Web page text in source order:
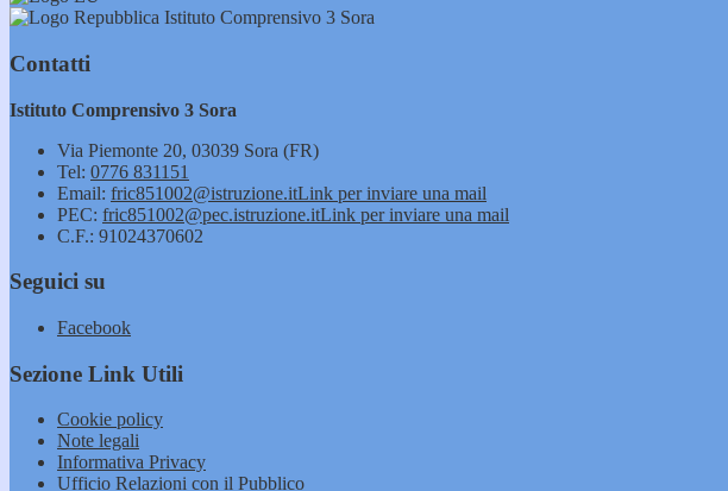
Istituto Comprensivo 3 Sora
Contatti
Istituto Comprensivo 3 Sora
Via Piemonte 20, 03039 Sora (FR)
Tel: 0776 831151
Email: fric851002@istruzione.itLink per inviare una mail
PEC: fric851002@pec.istruzione.itLink per inviare una mail
C.F.: 91024370602
Seguici su
Facebook
Sezione Link Utili
Cookie policy
Note legali
Informativa Privacy
Ufficio Relazioni con il Pubblico